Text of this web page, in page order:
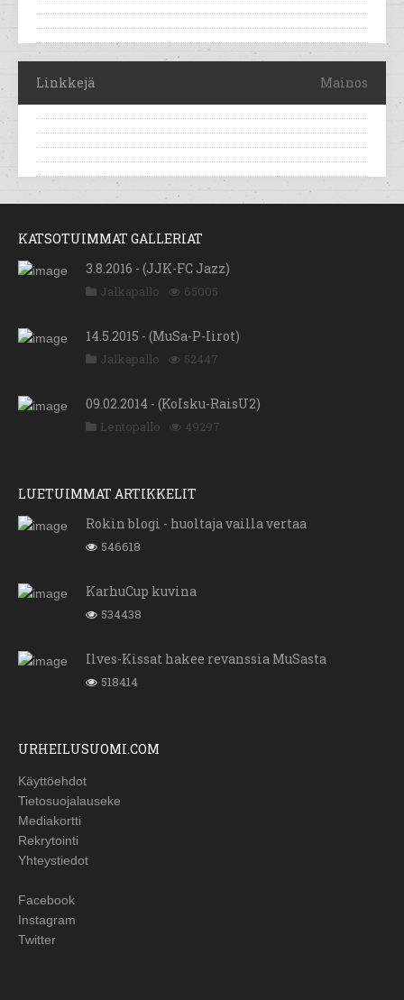
Linkkejä Mainos
KATSOTUIMMAT GALLERIAT
3.8.2016 - (JJK-FC Jazz)
Jalkapallo 65005
14.5.2015 - (MuSa-P-Iirot)
Jalkapallo 52447
09.02.2014 - (KoIsku-RaisU2)
Lentopallo 49297
LUETUIMMAT ARTIKKELIT
Rokin blogi - huoltaja vailla vertaa
546618
KarhuCup kuvina
534438
Ilves-Kissat hakee revanssia MuSasta
518414
URHEILUSUOMI.COM
Käyttöehdot
Tietosuojalauseke
Mediakortti
Rekrytointi
Yhteystiedot
Facebook
Instagram
Twitter